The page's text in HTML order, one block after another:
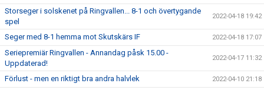
Storseger i solskenet på Ringvallen... 8-1 och övertygande
spel
2022-04-18 19:42
Seger med 8-1 hemma mot Skutskärs IF 2022-04-18 17:07
Seriepremiär Ringvallen - Annandag påsk 15.00 -
Uppdaterad!
2022-04-17 11:32
Förlust - men en riktigt bra andra halvlek 2022-04-10 21:18